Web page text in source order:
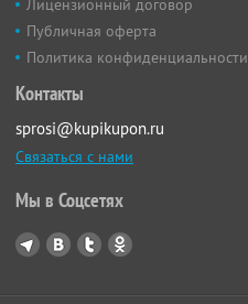
Лицензионный договор
Публичная оферта
Политика конфиденциальности
Контакты
sprosi@kupikupon.ru
Связаться с нами
Мы в Соцсетях